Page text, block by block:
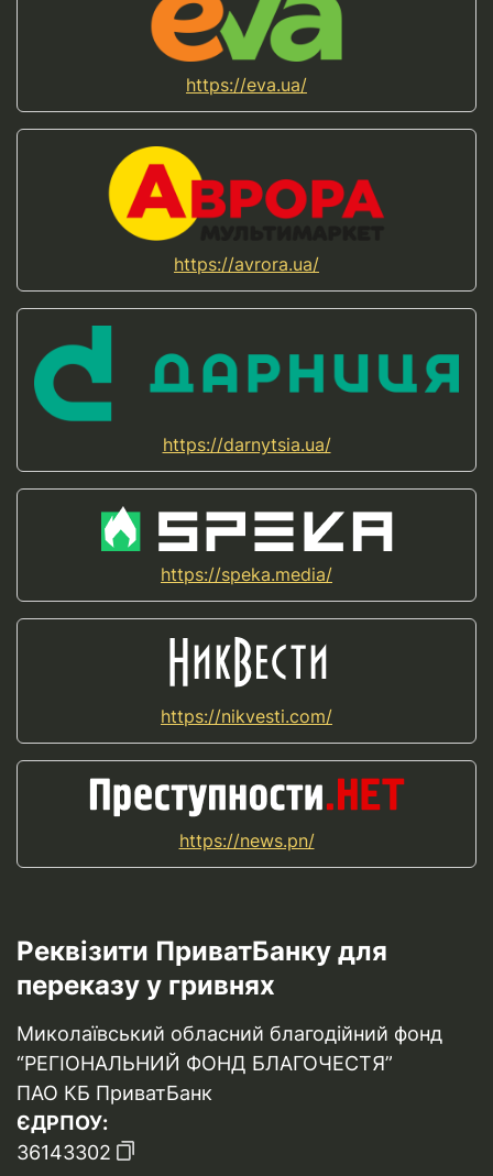
https://eva.ua/
https://avrora.ua/
https://darnytsia.ua/
https://speka.media/
https://nikvesti.com/
https://news.pn/
Реквізити ПриватБанку для
переказу у гривнях
Миколаївський обласний благодійний фонд
“РЕГІОНАЛЬНИЙ ФОНД БЛАГОЧЕСТЯ”
ПАО КБ ПриватБанк
ЄДРПОУ:
36143302